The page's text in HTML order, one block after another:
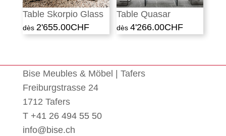
Table Skorpio Glass
2'655.00CHF
Table Quasar
4'266.00CHF
Bise Meubles & Möbel | Tafers
Freiburgstrasse 24
1712 Tafers
T +41 26 494 55 50
info@bise.ch